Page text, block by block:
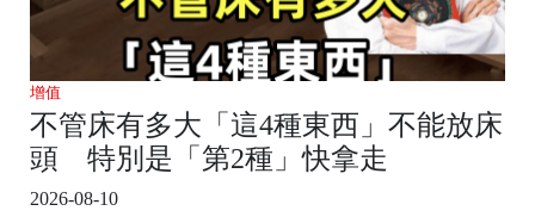
增值
不管床有多大「這4種東西」不能放床
頭 特別是「第2種」快拿走
2026-08-10